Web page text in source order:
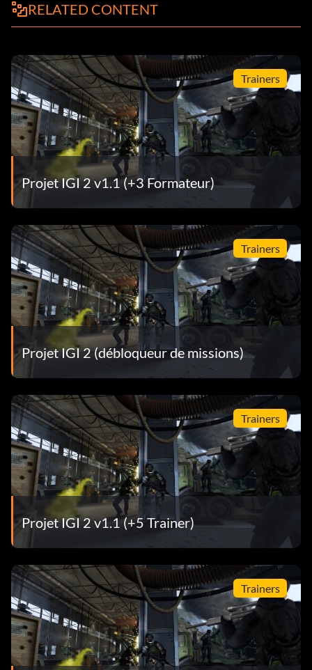
RELATED CONTENT
Trainers
Projet IGI 2 v1.1 (+3 Formateur)
Trainers
Projet IGI 2 (débloqueur de missions)
Trainers
Projet IGI 2 v1.1 (+5 Trainer)
Trainers